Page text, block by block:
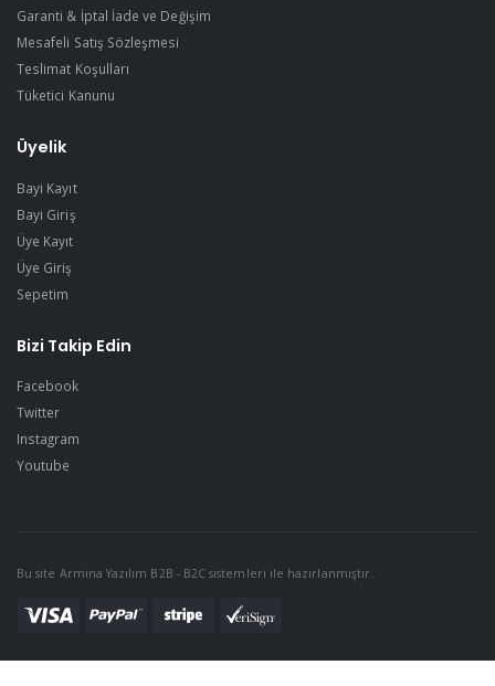
Garanti & İptal İade ve Değişim
Mesafeli Satış Sözleşmesi
Teslimat Koşulları
Tüketici Kanunu
Üyelik
Bayi Kayıt
Bayi Giriş
Üye Kayıt
Üye Giriş
Sepetim
Bizi Takip Edin
Facebook
Twitter
Instagram
Youtube
Bu site Armina Yazılım B2B - B2C sistemleri ile hazırlanmıştır.